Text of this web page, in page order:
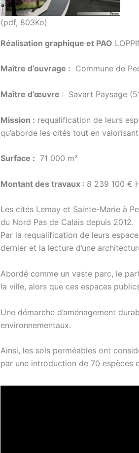
(pdf, 803Ko)
Réalisation graphique et PAO
Maître d’ouvrage : Commune de
Maître d’œuvre : Savart Paysage
Mission : requalification de leurs
qu’aborde les cités tout en
Surface : 71 000 m²
Montant des travaux : 8 239 100 €
Les cités Lemay et Sainte-Marie à
du Nord Pas de Calais depuis 2012.
Par la requalification de leurs
dernier et la lecture d’une
Abordé comme un vaste parc, le
la ville, alors que ces espaces
Une démarche d’aménagement
environnementaux.
Ainsi, les sols perméables ont
par une introduction de 70 espèces